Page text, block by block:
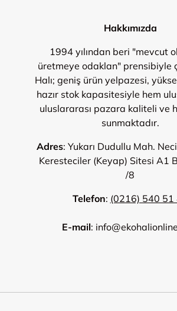
Hakkımızda
1994 yılından beri "mevcut
üretmeye odaklan" prensibiyle
Halı; geniş ürün yelpazesi,
hazır stok kapasitesiyle hem
uluslararası pazara kaliteli ve
sunmaktadır.
Adres: Yukarı Dudullu Mah.
Keresteciler (Keyap) Sitesi A1
/8
Telefon: (0216) 540 51
E-mail: